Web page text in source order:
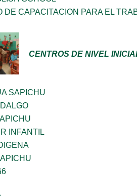
DE CAPACITACION PARA EL
CENTROS DE NIVEL
SAPICHU
INFANTIL